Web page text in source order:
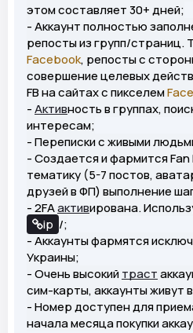
этом составляет 30+ дней;
- Аккаунт полностью
репосты из групп/страниц.
Facebook, репосты с
совершение целевых
FB на сайтах с пикселем
-Активность в группах,
интересам;
- Переписки с живыми
- Создается и фармится
тематику (5-7 постов,
друзей в ФП) выполнение
- 2FAактивирована.
ip /;
- Аккаунты фармятся
Украины;
- Очень высокийтраст
сим-карты, аккаунты живут
- Номер доступен для
начала месяца покупки